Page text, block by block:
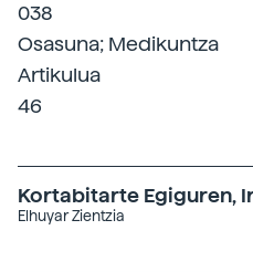
038
Osasuna; Medikuntza
Artikulua
46
Kortabitarte Egiguren,
Elhuyar Zientzia